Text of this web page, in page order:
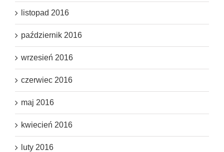
listopad 2016
październik 2016
wrzesień 2016
czerwiec 2016
maj 2016
kwiecień 2016
luty 2016